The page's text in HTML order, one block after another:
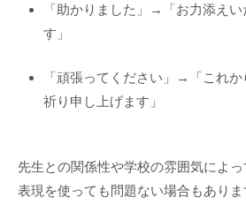
「助かりました」→「お力添え
す」
「頑張ってください」→「これ
祈り申し上げます」
先生との関係性や学校の雰囲気によ
表現を使っても問題ない場合もあり